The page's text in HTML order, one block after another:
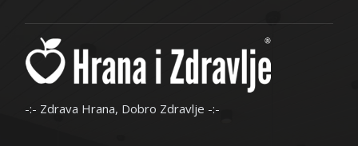
-:- Zdrava Hrana, Dobro Zdravlje -:-